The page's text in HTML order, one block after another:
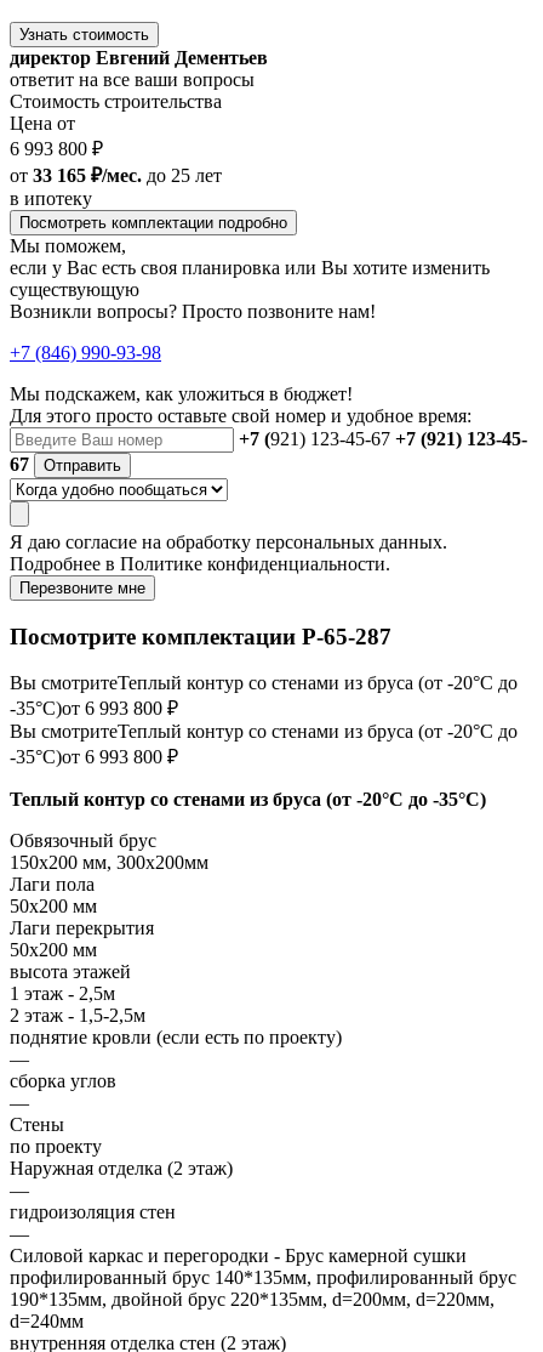
Узнать стоимость
директор Евгений Дементьев
ответит на все ваши вопросы
Стоимость строительства
Цена от
6 993 800 ₽
от 33 165 ₽/мес. до 25 лет
в ипотеку
Посмотреть комплектации подробно
Мы поможем,
если у Вас есть своя планировка или Вы хотите изменить
существующую
Возникли вопросы? Просто позвоните нам!
+7 (846) 990-93-98
Мы подскажем, как уложиться в бюджет!
Для этого просто оставьте свой номер и удобное время:
+7 (921) 123-45-67 +7 (921) 123-45-
67
Отправить
Я даю согласие на обработку персональных данных.
Подробнее в Политике конфиденциальности.
Перезвоните мне
Посмотрите комплектации Р-65-287
Вы смотритеТеплый контур со стенами из бруса (от -20°С до
-35°С)от 6 993 800 ₽
Вы смотритеТеплый контур со стенами из бруса (от -20°С до
-35°С)от 6 993 800 ₽
Теплый контур со стенами из бруса (от -20°С до -35°С)
Обвязочный брус
150х200 мм, 300х200мм
Лаги пола
50х200 мм
Лаги перекрытия
50х200 мм
высота этажей
1 этаж - 2,5м
2 этаж - 1,5-2,5м
поднятие кровли (если есть по проекту)
—
сборка углов
—
Стены
по проекту
Наружная отделка (2 этаж)
—
гидроизоляция стен
—
Силовой каркас и перегородки - Брус камерной сушки
профилированный брус 140*135мм, профилированный брус
190*135мм, двойной брус 220*135мм, d=200мм, d=220мм,
d=240мм
внутренняя отделка стен (2 этаж)